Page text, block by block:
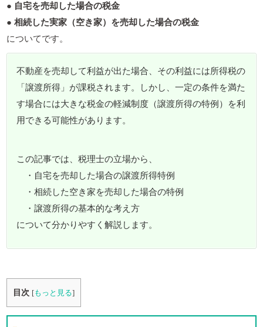
● 自宅を売却した場合の税金
● 相続した実家（空き家）を売却した場合の税金
についてです。
不動産を売却して利益が出た場合、その利益には所得税の
「譲渡所得」が課税されます。しかし、一定の条件を満た
す場合には大きな税金の軽減制度（譲渡所得の特例）を利
用できる可能性があります。
この記事では、税理士の立場から、
・自宅を売却した場合の譲渡所得特例
・相続した空き家を売却した場合の特例
・譲渡所得の基本的な考え方
について分かりやすく解説します。
目次 [もっと見る]